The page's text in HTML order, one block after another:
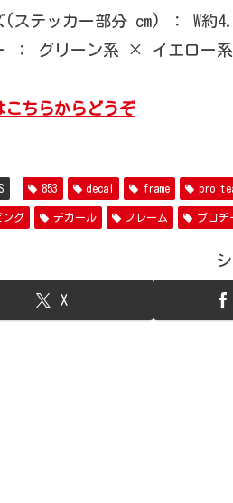
(ステッカー部分 cm) ： W約
： グリーン系 × イエロー
こちらからどうぞ
853 decal frame pro
ング デカール フレーム プロチ
X